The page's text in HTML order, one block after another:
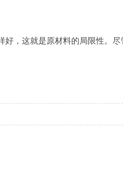
好，这就是原材料的局限性。尽